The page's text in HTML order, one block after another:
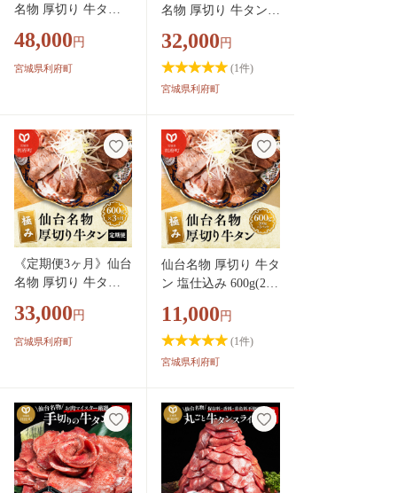
名物 厚切り 牛タン
P) 牛たん スライス
塩味 [牛タン タン塩
肉厚 おいしい 美味
牛 肉 焼肉 バーベキ
ュー BBQ 宮城県 利
府町 船田食品]
48,000 円
宮城県利府町
名物 厚切り 牛タン
P) 牛たん スライス
塩味 [牛タン タン塩
希少 部位 タン中 タ
肉厚 おいしい 美味
牛 肉 焼肉 バーベキ
ュー BBQ 宮城県 利
府町 船田食品]
32,000 円
(1件)
宮城県利府町
《定期便3ヶ月》仙台
名物 厚切り 牛タン
3P) 牛たん スライス
塩味 [牛タン タン塩
美味 牛 肉 焼肉 バー
ベキュー BBQ 宮城
県 利府町 船田食品]
33,000 円
宮城県利府町
仙台名物 厚切り 牛タ
ン 塩仕込み 600g(200
ス 塩味 [牛タン タン
塩 希少 部位 塩ダレ
タレ 小分け 仙台 名
ーベキュー BBQ 宮城
県 利府町 船田食品]
11,000 円
(1件)
宮城県利府町